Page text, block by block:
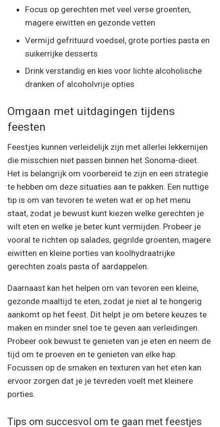
Focus op gerechten met veel verse groenten,
magere eiwitten en gezonde vetten
Vermijd gefrituurd voedsel, grote porties pasta en
suikerrijke desserts
Drink verstandig en kies voor lichte alcoholische
dranken of alcoholvrije opties
Omgaan met uitdagingen tijdens
feesten
Feestjes kunnen verleidelijk zijn met allerlei lekkernijen
die misschien niet passen binnen het Sonoma-dieet.
Het is belangrijk om voorbereid te zijn en een strategie
te hebben om deze situaties aan te pakken. Een nuttige
tip is om van tevoren te weten wat er op het menu
staat, zodat je bewust kunt kiezen welke gerechten je
wilt eten en welke je beter kunt vermijden. Probeer je
vooral te richten op salades, gegrilde groenten, magere
eiwitten en kleine porties van koolhydraatrijke
gerechten zoals pasta of aardappelen.
Daarnaast kan het helpen om van tevoren een kleine,
gezonde maaltijd te eten, zodat je niet al te hongerig
aankomt op het feest. Dit helpt je om betere keuzes te
maken en minder snel toe te geven aan verleidingen.
Probeer ook bewust te genieten van je eten en neem de
tijd om te proeven en te genieten van elke hap.
Focussen op de smaken en texturen van het eten kan
ervoor zorgen dat je je tevreden voelt met kleinere
porties.
Tips om succesvol om te gaan met feestjes